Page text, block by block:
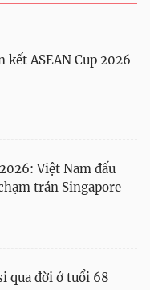
kết ASEAN Cup 2026
Việt Nam đấu
trán Singapore
qua đời ở tuổi 68